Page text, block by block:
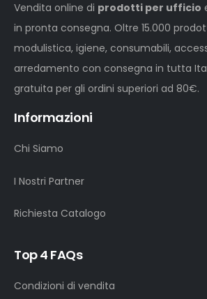
Vendita online di prodotti per ufficio
in pronta consegna. Oltre 15.000
modulistica, igiene, consumabili,
arredamento con consegna in tutta
gratuita per gli ordini superiori ad 80€.
Informazioni
Chi Siamo
I Nostri Partner
Richiesta Catalogo
Top 4 FAQs
Condizioni di vendita